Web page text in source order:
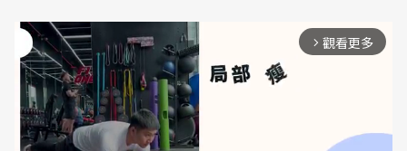
arrow_forward_ios 觀看更多